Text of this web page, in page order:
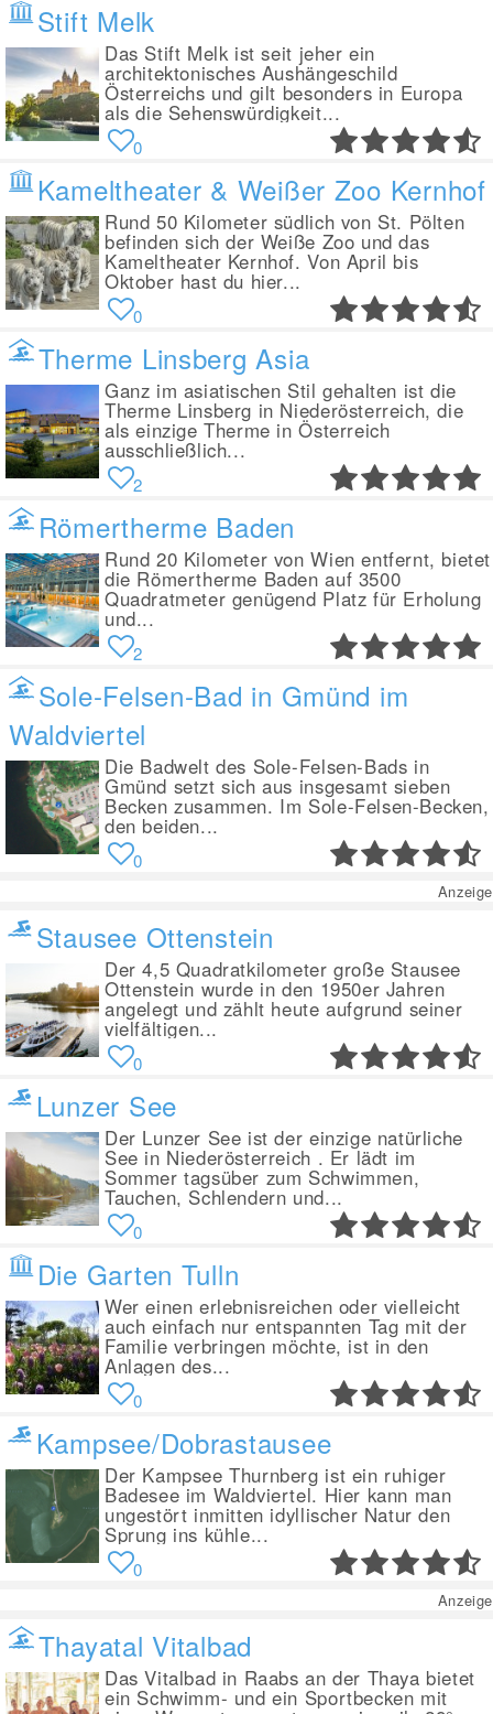
Stift Melk
Das Stift Melk ist seit jeher ein
architektonisches Aushängeschild
Österreichs und gilt besonders in Europa
als die Sehenswürdigkeit...
0
Kameltheater & Weißer Zoo Kernhof
Rund 50 Kilometer südlich von St. Pölten
befinden sich der Weiße Zoo und das
Kameltheater Kernhof. Von April bis
Oktober hast du hier...
0
Therme Linsberg Asia
Ganz im asiatischen Stil gehalten ist die
Therme Linsberg in Niederösterreich, die
als einzige Therme in Österreich
ausschließlich...
2
Römertherme Baden
Rund 20 Kilometer von Wien entfernt, bietet
die Römertherme Baden auf 3500
Quadratmeter genügend Platz für Erholung
und...
2
Sole-Felsen-Bad in Gmünd im
Waldviertel
Die Badwelt des Sole-Felsen-Bads in
Gmünd setzt sich aus insgesamt sieben
Becken zusammen. Im Sole-Felsen-Becken,
den beiden...
0
Anzeige
Stausee Ottenstein
Der 4,5 Quadratkilometer große Stausee
Ottenstein wurde in den 1950er Jahren
angelegt und zählt heute aufgrund seiner
vielfältigen...
0
Lunzer See
Der Lunzer See ist der einzige natürliche
See in Niederösterreich . Er lädt im
Sommer tagsüber zum Schwimmen,
Tauchen, Schlendern und...
0
Die Garten Tulln
Wer einen erlebnisreichen oder vielleicht
auch einfach nur entspannten Tag mit der
Familie verbringen möchte, ist in den
Anlagen des...
0
Kampsee/Dobrastausee
Der Kampsee Thurnberg ist ein ruhiger
Badesee im Waldviertel. Hier kann man
ungestört inmitten idyllischer Natur den
Sprung ins kühle...
0
Anzeige
Thayatal Vitalbad
Das Vitalbad in Raabs an der Thaya bietet
ein Schwimm- und ein Sportbecken mit